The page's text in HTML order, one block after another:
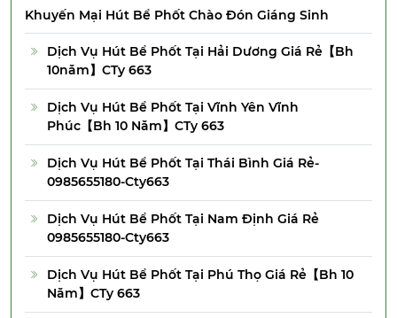
Khuyến Mại Hút Bể Phốt Chào Đón Giáng Sinh
Dịch Vụ Hút Bể Phốt Tại Hải Dương Giá Rẻ【Bh
10năm】CTy 663
Dịch Vụ Hút Bể Phốt Tại Vĩnh Yên Vĩnh
Phúc【Bh 10 Năm】CTy 663
Dịch Vụ Hút Bể Phốt Tại Thái Bình Giá Rẻ-
0985655180-Cty663
Dịch Vụ Hút Bể Phốt Tại Nam Định Giá Rẻ
0985655180-Cty663
Dịch Vụ Hút Bể Phốt Tại Phú Thọ Giá Rẻ【Bh 10
Năm】CTy 663